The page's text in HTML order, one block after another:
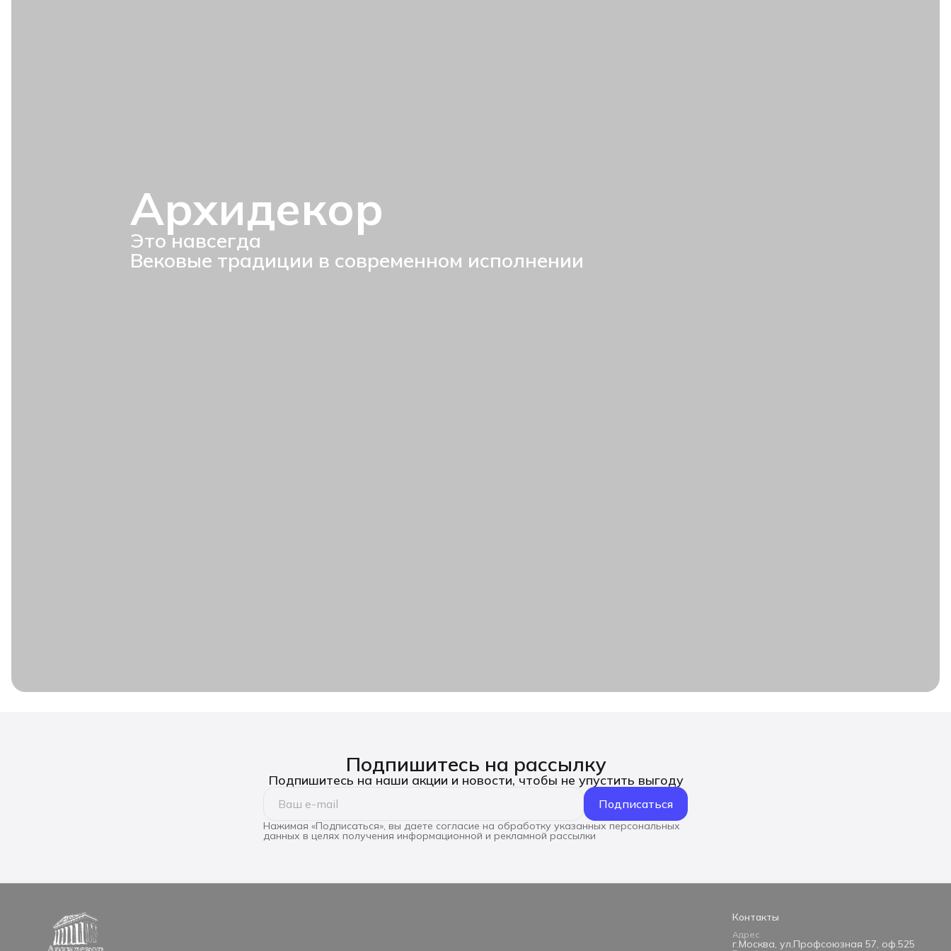
Архидекор
Это навсегда
Вековые традиции в современном исполнении
Подпишитесь на рассылку
Подпишитесь на наши акции и новости, чтобы не упустить выгоду
Подписаться
Нажимая «Подписаться», вы даете согласие на обработку указанных персональных
данных в целях получения информационной и рекламной рассылки
Контакты
Адрес
г.Москва, ул.Профсоюзная 57, оф.525